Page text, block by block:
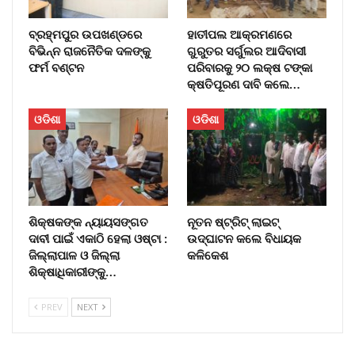
ବ୍ରହ୍ମପୁର ଉପଖଣ୍ଡରେ
ବିଭିନ୍ନ ରାଜନୈତିକ ଦଳଙ୍କୁ
ଫର୍ମ ବଣ୍ଟନ
ହାତୀପଲ ଆକ୍ରମଣରେ
ଗୁରୁତର ସର୍ଗୁଲର ଆଦିବାସୀ
ପରିବାରକୁ ୨୦ ଲକ୍ଷ ଟଙ୍କା
କ୍ଷତିପୂରଣ ଦାବି କଲେ…
ଓଡିଶା
ଶିକ୍ଷକଙ୍କ ନ୍ୟାୟସଙ୍ଗତ
ଦାବୀ ପାଇଁ ଏକାଠି ହେଲା ଓଷ୍ଟା :
ଜିଲ୍ଲାପାଳ ଓ ଜିଲ୍ଲା
ଶିକ୍ଷାଧିକାରୀଙ୍କୁ…
ଓଡିଶା
ନୂତନ ଷ୍ଟ୍ରିଟ୍ ଲାଇଟ୍‌
ଉଦ୍‌ଘାଟନ କଲେ ବିଧାୟକ
କଳିକେଶ
PREV NEXT